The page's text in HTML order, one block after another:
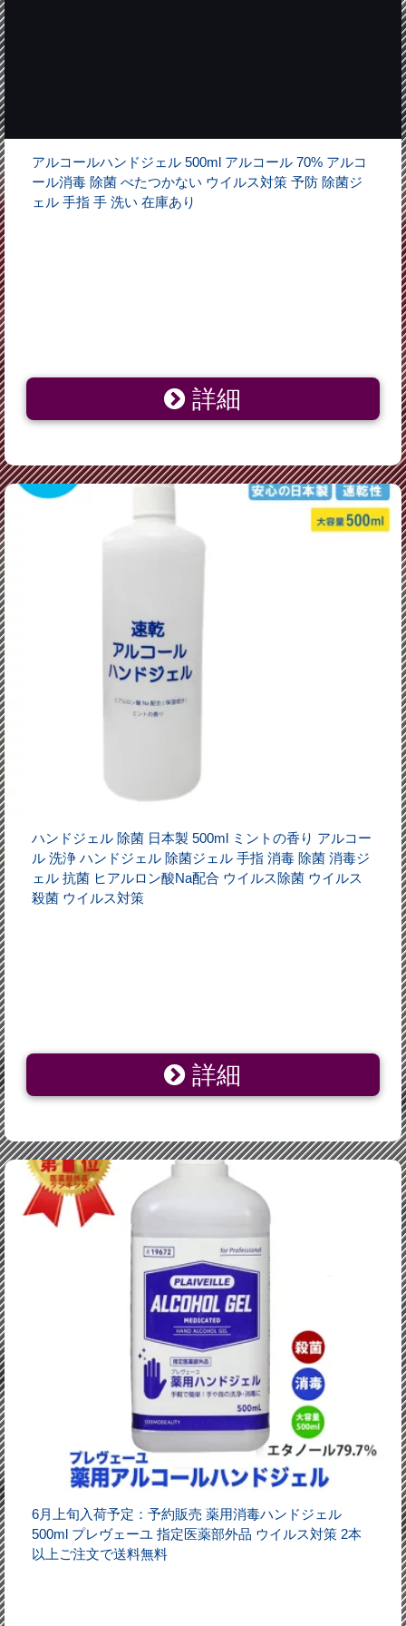
アルコールハンドジェル 500ml アルコール 70% アルコ
ール消毒 除菌 べたつかない ウイルス対策 予防 除菌ジ
ェル 手指 手 洗い 在庫あり
詳細
ハンドジェル 除菌 日本製 500ml ミントの香り アルコー
ル 洗浄 ハンドジェル 除菌ジェル 手指 消毒 除菌 消毒ジ
ェル 抗菌 ヒアルロン酸Na配合 ウイルス除菌 ウイルス
殺菌 ウイルス対策
詳細
6月上旬入荷予定：予約販売 薬用消毒ハンドジェル
500ml プレヴェーユ 指定医薬部外品 ウイルス対策 2本
以上ご注文で送料無料